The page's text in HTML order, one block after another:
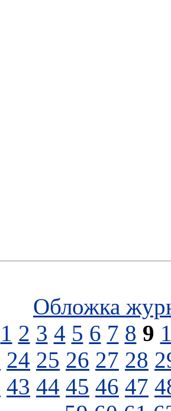
Обложка
1 2 3 4 5 6 7 8 9
24 25 26 27 28
43 44 45 46 47